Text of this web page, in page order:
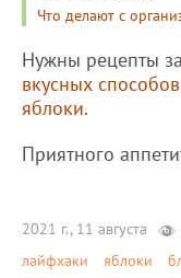
Что делают с
Нужны рецепты
вкусных
яблоки.
Приятного
2021 г., 11 августа
лайфхаки
яблоки